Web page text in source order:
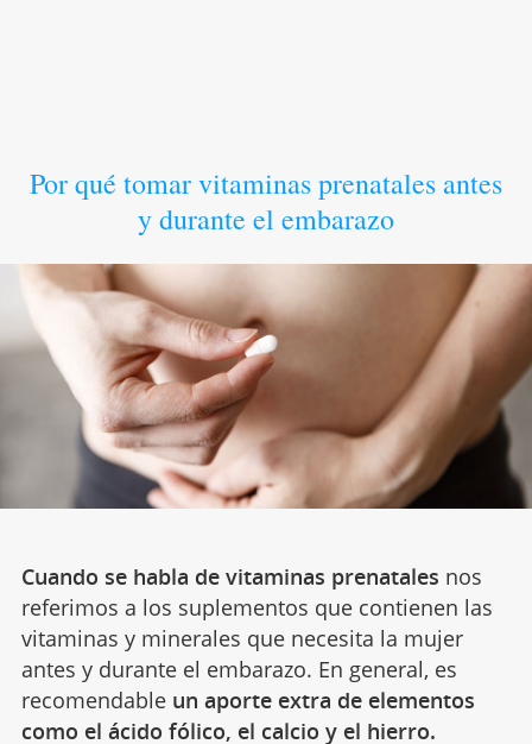
Por qué tomar vitaminas prenatales antes
y durante el embarazo
Cuando se habla de vitaminas prenatales nos
referimos a los suplementos que contienen las
vitaminas y minerales que necesita la mujer
antes y durante el embarazo. En general, es
recomendable un aporte extra de elementos
como el ácido fólico, el calcio y el hierro.